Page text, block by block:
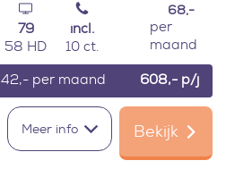
79
58 HD
incl.
10 ct.
68,-
per
maand
42,- per maand 608,- p/j
Meer info Bekijk